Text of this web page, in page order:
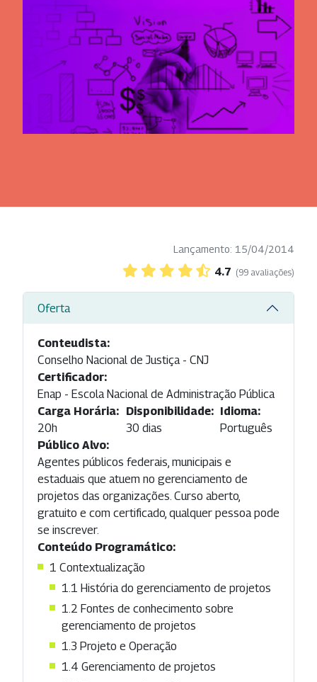
Lançamento: 15/04/2014
4.7 (99 avaliações)
Oferta
Conteudista:
Conselho Nacional de Justiça - CNJ
Certificador:
Enap - Escola Nacional de Administração Pública
Carga Horária:
20h
Disponibilidade:
30 dias
Idioma:
Português
Público Alvo:
Agentes públicos federais, municipais e
estaduais que atuem no gerenciamento de
projetos das organizações. Curso aberto,
gratuito e com certificado, qualquer pessoa pode
se inscrever.
Conteúdo Programático:
1 Contextualização
1.1 História do gerenciamento de projetos
1.2 Fontes de conhecimento sobre
gerenciamento de projetos
1.3 Projeto e Operação
1.4 Gerenciamento de projetos